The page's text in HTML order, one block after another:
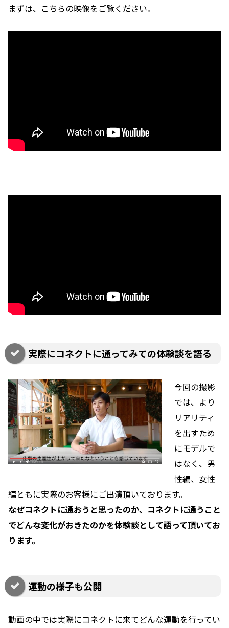
まずは、こちらの映像をご覧ください。
実際にコネクトに通ってみての体験談を語る
今回の撮影
では、より
リアリティ
を出すため
にモデルで
はなく、男
性編、女性
編ともに実際のお客様にご出演頂いております。
なぜコネクトに通おうと思ったのか、コネクトに通うこと
でどんな変化がおきたのかを体験談として語って頂いてお
ります。
運動の様子も公開
動画の中では実際にコネクトに来てどんな運動を行ってい